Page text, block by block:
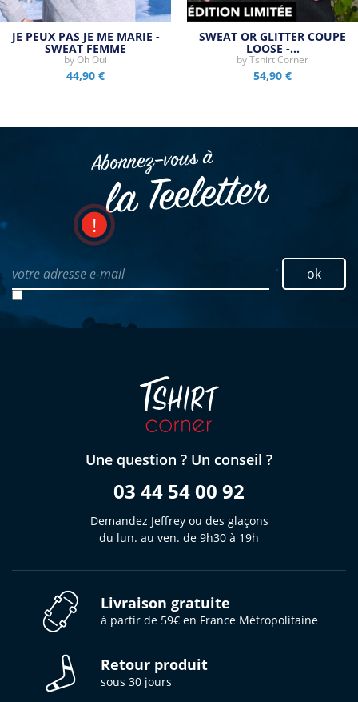
JE PEUX PAS JE ME MARIE -
SWEAT FEMME
by Oh Oui
44,90 €
SWEAT OR GLITTER COUPE
LOOSE -…
byTshirt Corner
54,90 €
Abonnez–vous à
la Teeletter
votre adresse e-mail ok
Une question ? Un conseil ?
03 44 54 00 92
Demandez Jeffrey ou des glaçons
du lun. au ven. de 9h30 à 19h
Livraison gratuite
à partir de 59€ en France Métropolitaine
Retour produit
sous 30 jours